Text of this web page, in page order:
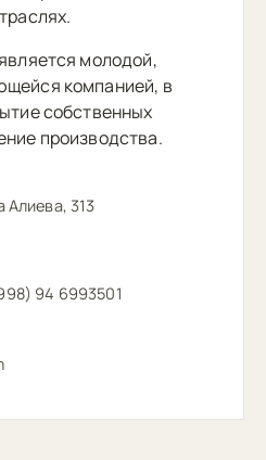
молодой,
компанией, в
собственных
производства.
Алиева, 313
94 6993501